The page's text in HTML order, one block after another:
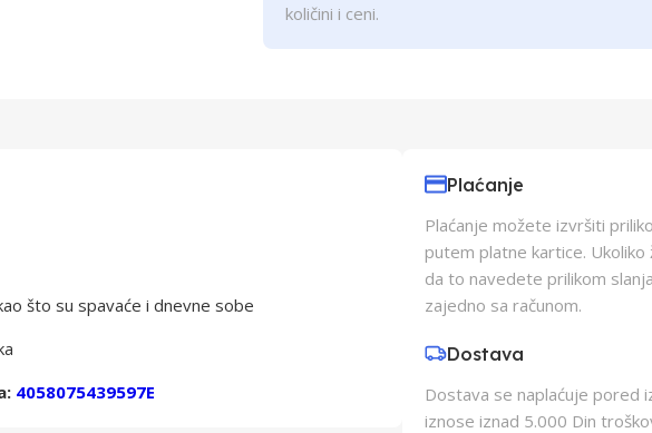
količini i ceni.
što su spavaće i dnevne sobe
4058075439597E
Plaćanje
Plaćanje možete izvršiti
putem platne kartice.
da to navedete prilikom
zajedno sa računom.
Dostava
Dostava se naplaćuje pored
iznose iznad 5.000 Din